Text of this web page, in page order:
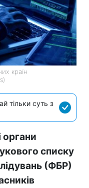
країн
тільки суть з
органи
списку
(ФБР)